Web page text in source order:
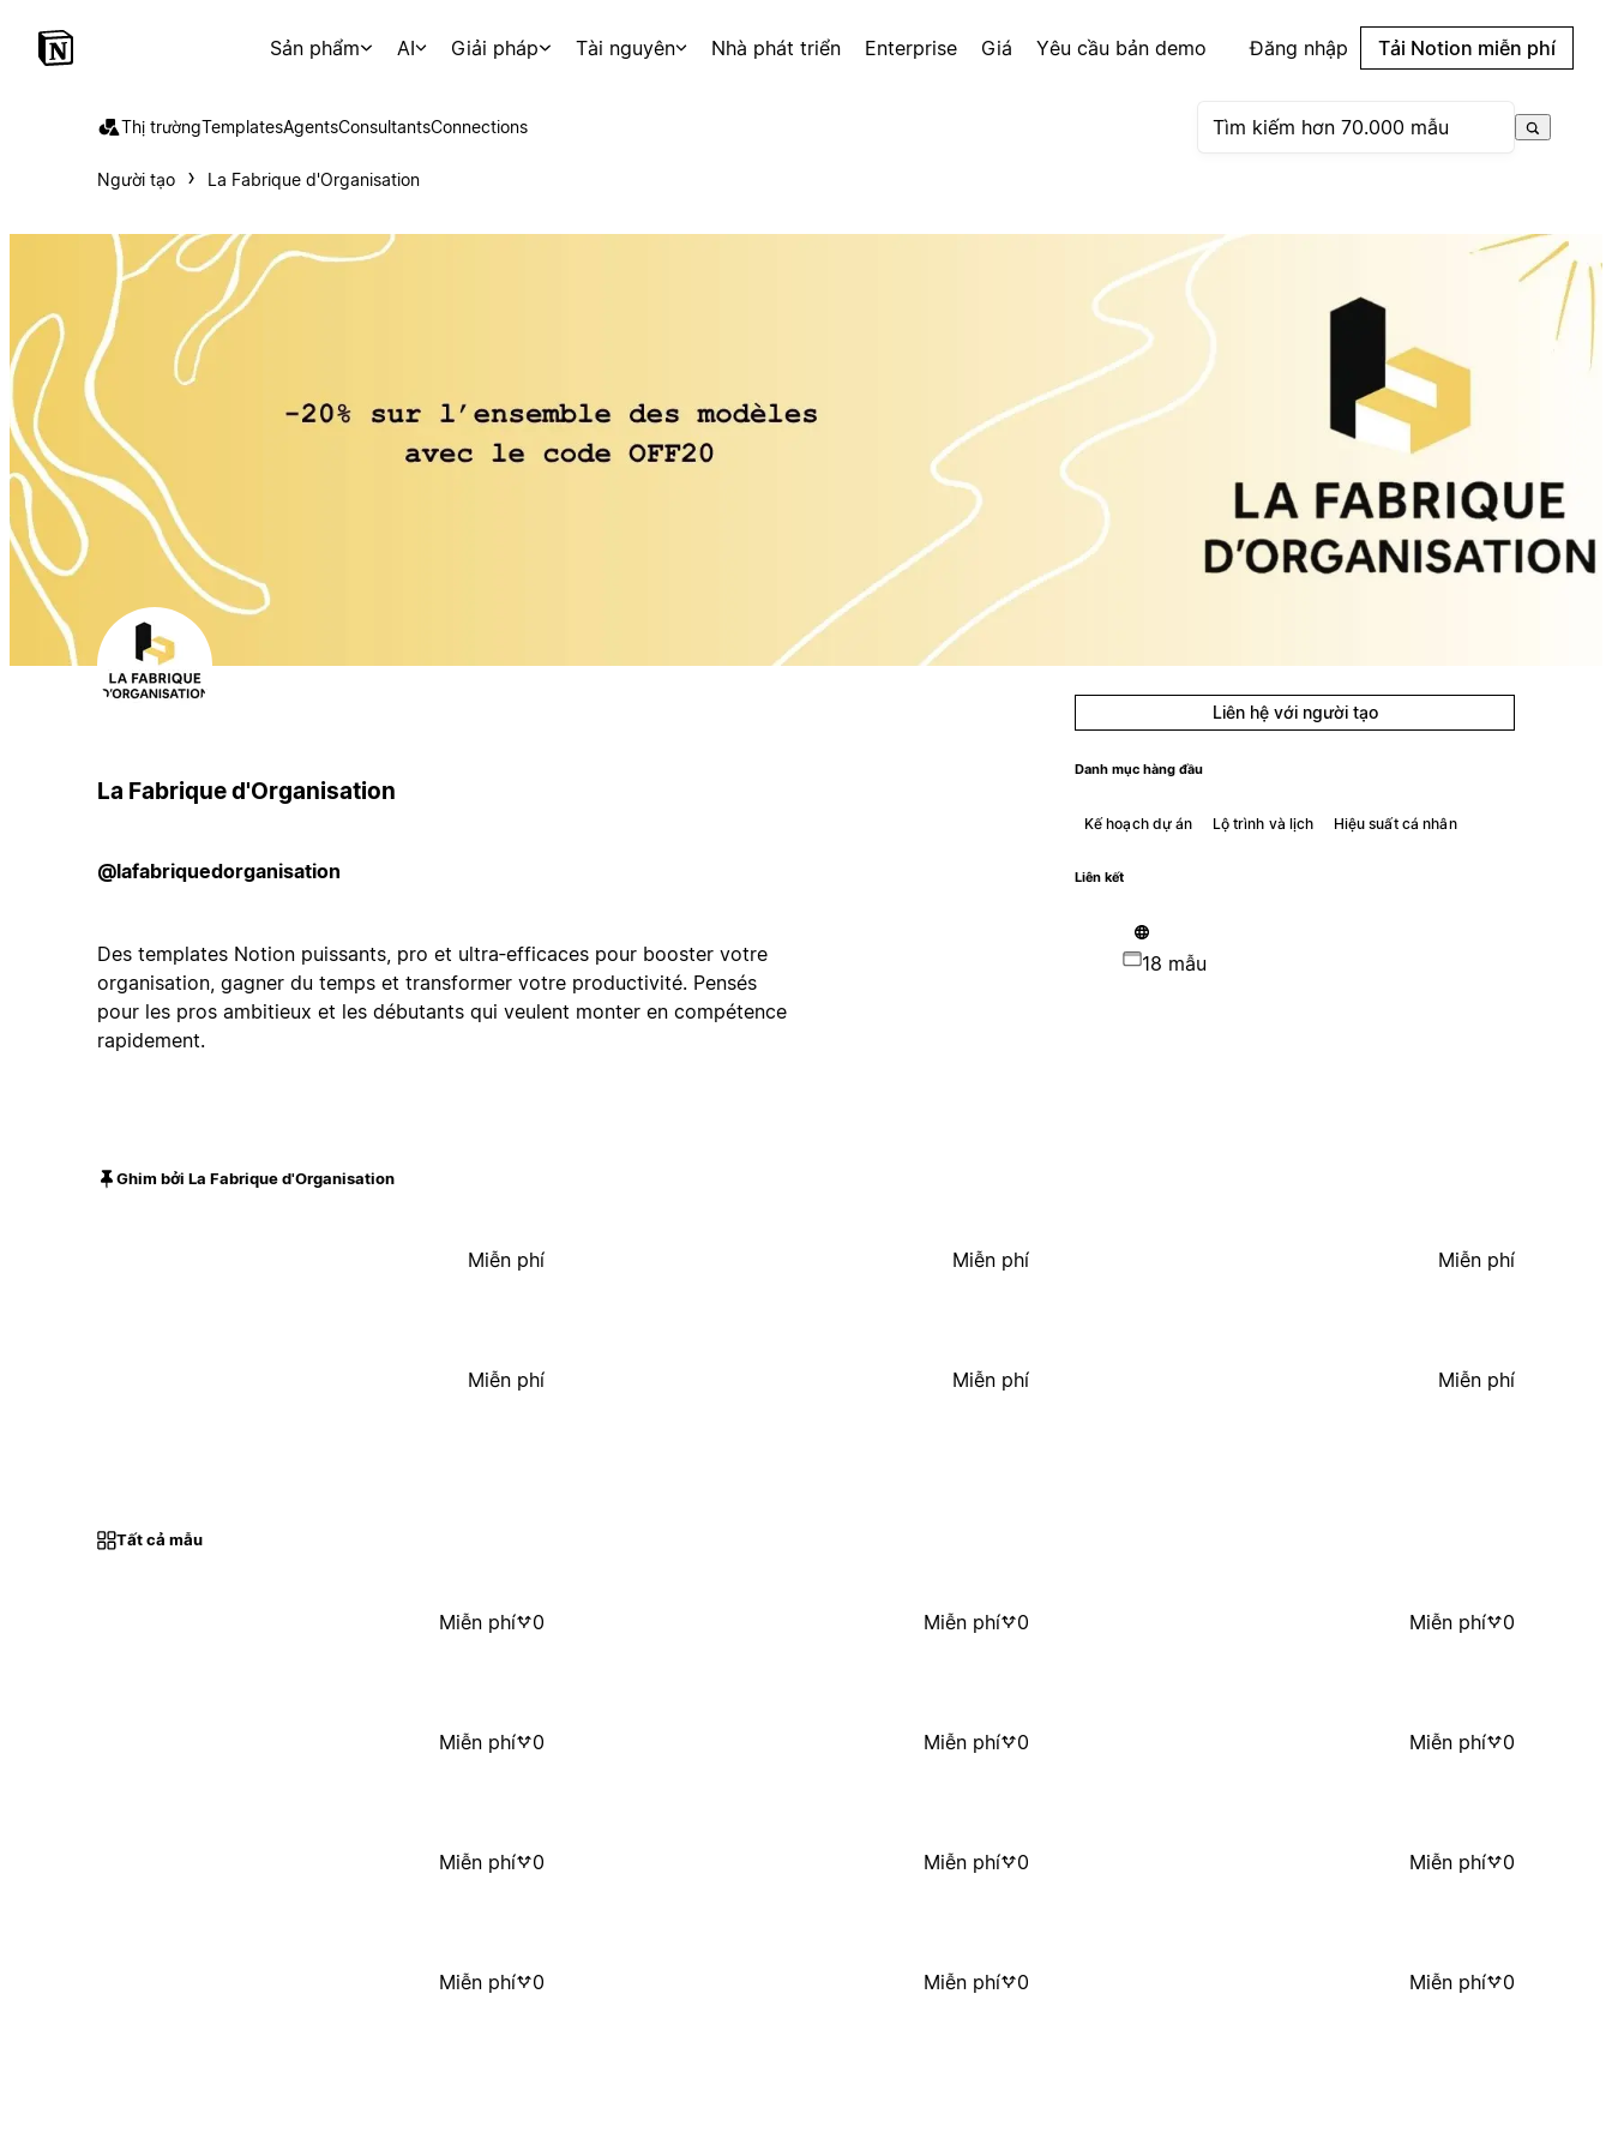
Sản phẩm AI Giải pháp Tài nguyên Nhà phát triển Enterprise Giá Yêu cầu bản demo Đăng nhập Tải Notion miễn phí
Thị trườngTemplatesAgentsConsultantsConnections
Người tạo La Fabrique d'Organisation
La Fabrique d'Organisation
@lafabriquedorganisation
Des templates Notion puissants, pro et ultra‑efficaces pour booster votre
organisation, gagner du temps et transformer votre productivité. Pensés
pour les pros ambitieux et les débutants qui veulent monter en compétence
rapidement.
Liên hệ với người tạo
Danh mục hàng đầu
Kế hoạch dự án Lộ trình và lịch Hiệu suất cá nhân
Liên kết
18 mẫu
Ghim bởi La Fabrique d'Organisation
Miễn phí Miễn phí Miễn phí
Miễn phí Miễn phí Miễn phí
Tất cả mẫu
Miễn phí 0 Miễn phí 0 Miễn phí 0
Miễn phí 0 Miễn phí 0 Miễn phí 0
Miễn phí 0 Miễn phí 0 Miễn phí 0
Miễn phí 0 Miễn phí 0 Miễn phí 0